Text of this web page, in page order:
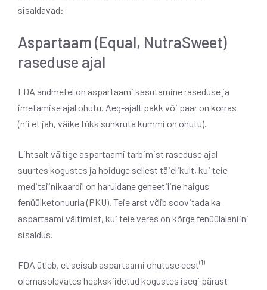
sisaldavad:
Aspartaam ​​(Equal, NutraSweet)
raseduse ajal
FDA andmetel on aspartaami kasutamine raseduse ja
imetamise ajal ohutu. Aeg-ajalt pakk või paar on korras
(nii et jah, väike tükk suhkruta kummi on ohutu).
Lihtsalt vältige aspartaami tarbimist raseduse ajal
suurtes kogustes ja hoiduge sellest täielikult, kui teie
meditsiinikaardil on haruldane geneetiline haigus
fenüülketonuuria (PKU). Teie arst võib soovitada ka
aspartaami vältimist, kui teie veres on kõrge fenüülalaniini
sisaldus.
FDA ütleb, et seisab aspartaami ohutuse eest(1)
olemasolevates heakskiidetud kogustes isegi pärast